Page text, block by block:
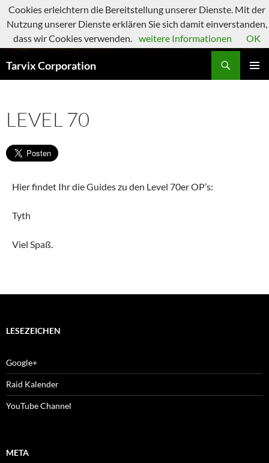
Zum
Inhalt
springen
Tarvix Corporation
LEVEL 70
Hier findet Ihr die Guides zu den Level 70er OP’s:
Tyth
Viel Spaß.
LESEZEICHEN
Google+
Raid Kalender
YouTube Channel
META
Cookies erleichtern die Bereitstellung unserer Dienste. Mit der
Nutzung unserer Dienste erklären Sie sich damit einverstanden,
dass wir Cookies verwenden. weitere Informationen OK